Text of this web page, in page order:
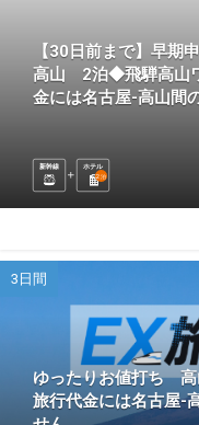
【30日前まで】早期
高山 2泊◆飛騨高山
金には名古屋-高山間
新幹線
ホテル
2泊
3日間
ゆったりお値打ち
旅行代金には名古屋-